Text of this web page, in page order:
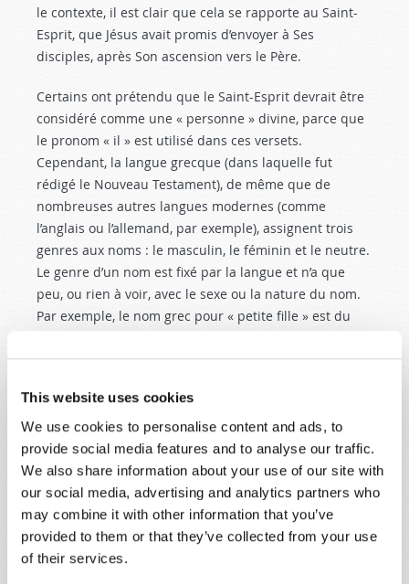
This website uses cookies
We use cookies to personalise content and ads, to
provide social media features and to analyse our traffic.
We also share information about your use of our site with
our social media, advertising and analytics partners who
may combine it with other information that you’ve
provided to them or that they’ve collected from your use
of their services.
le contexte, il est clair que cela se rapporte au Saint-
Esprit, que Jésus avait promis d’envoyer à Ses
disciples, après Son ascension vers le Père.
Certains ont prétendu que le Saint-Esprit devrait être
considéré comme une « personne » divine, parce que
le pronom « il » est utilisé dans ces versets.
Cependant, la langue grecque (dans laquelle fut
rédigé le Nouveau Testament), de même que de
nombreuses autres langues modernes (comme
l’anglais ou l’allemand, par exemple), assignent trois
genres aux noms : le masculin, le féminin et le neutre.
Le genre d’un nom est fixé par la langue et n’a que
peu, ou rien à voir, avec le sexe ou la nature du nom.
Par exemple, le nom grec pour « petite fille » est du
féminin, indépendamment du fait que cela se
français, le mot main est également féminin et non
pas masculin, même s’il s’agit de la main d’un homme).
D’autre part, le mot « pied » est toujours du genre
masculin. Selon les règles de la grammaire, le pronom
utilisé – « il » ou « elle » en français – doit toujours
s’accorder avec le nom auquel il se réfère. Il est à
noter que, dans la langue française, il n’y a que le
genre masculin et le genre féminin ; le genre